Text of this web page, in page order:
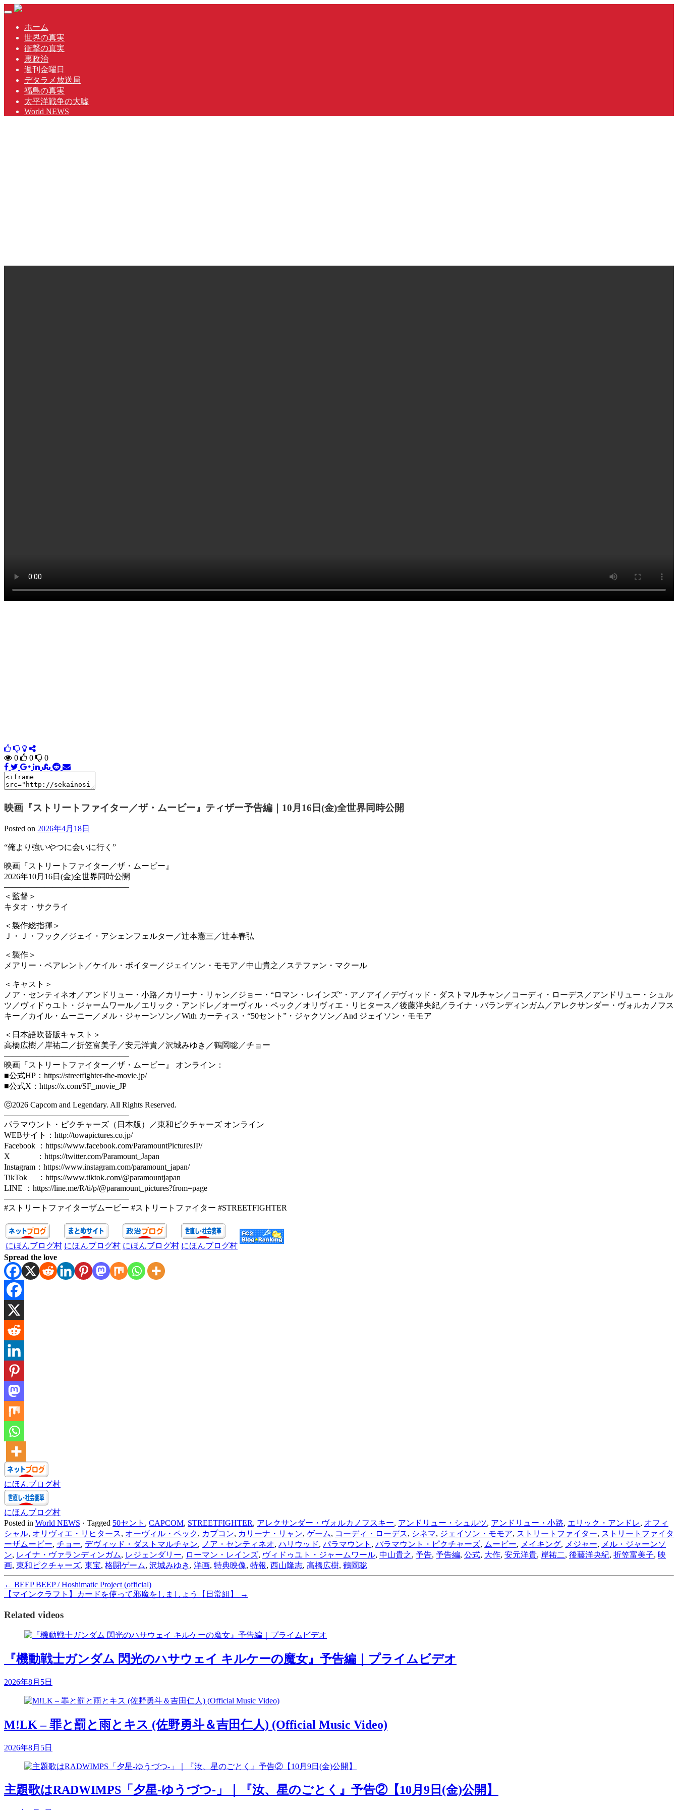
Skip
content
Toggle
navigationホーム
世界の真実
衝撃の真実
裏政治
週刊金曜日
デタラメ放送局
福島の真実
太平洋戦争の大嘘
World NEWS
0 0 0
映画『ストリートファイター／ザ・ムービー』ティザー予告編｜10月16日(金)全世界同時公開
Posted on 2026年4月18日
“俺より強いやつに会いに行く”
映画『ストリートファイター／ザ・ムービー』
2026年10月16日(金)全世界同時公開
———————————————–
＜監督＞
キタオ・サクライ
＜製作総指揮＞
Ｊ・Ｊ・フック／ジェイ・アシェンフェルター／辻本憲三／辻本春弘
＜製作＞
メアリー・ペアレント／ケイル・ボイター／ジェイソン・モモア／中山貴之／ステファン・マクール
＜キャスト＞
ノア・センティネオ／アンドリュー・小路／カリーナ・リャン／ジョー・“ロマン・レインズ”・アノアイ／デヴィッド・ダストマルチャン／コーディ・ローデス／アンドリュー・シュル
ツ／ヴィドゥユト・ジャームワール／エリック・アンドレ／オーヴィル・ペック／オリヴィエ・リヒタース／後藤洋央紀／ライナ・バランディンガム／アレクサンダー・ヴォルカノフス
キー／カイル・ムーニー／メル・ジャーンソン／With カーティス・“50セント”・ジャクソン／And ジェイソン・モモア
＜日本語吹替版キャスト＞
高橋広樹／岸祐二／折笠富美子／安元洋貴／沢城みゆき／鶴岡聡／チョー
———————————————–
映画『ストリートファイター／ザ・ムービー』 オンライン：
■公式HP：https://streetfighter-the-movie.jp/
■公式X：https://x.com/SF_movie_JP
ⓒ2026 Capcom and Legendary. All Rights Reserved.
———————————————–
パラマウント・ピクチャーズ（日本版）／東和ピクチャーズ オンライン
WEBサイト：http://towapictures.co.jp/
Facebook ：https://www.facebook.com/ParamountPicturesJP/
X ：https://twitter.com/Paramount_Japan
Instagram：https://www.instagram.com/paramount_japan/
TikTok ：https://www.tiktok.com/@paramountjapan
LINE ：https://line.me/R/ti/p/@paramount_pictures?from=page
———————————————–
#ストリートファイターザムービー #ストリートファイター #STREETFIGHTER
にほんブログ村 にほんブログ村 にほんブログ村 にほんブログ村
Spread the love
にほんブログ村
にほんブログ村
Posted in World NEWS · Tagged 50セント , CAPCOM, STREETFIGHTER, アレクサンダー・ヴォルカノフスキー, アンドリュー・シュルツ, アンドリュー・小路, エリック・アンドレ, オフィ
シャル, オリヴィエ・リヒタース, オーヴィル・ペック, カプコン, カリーナ・リャン, ゲーム, コーディ・ローデス, シネマ, ジェイソン・モモア, ストリートファイター, ストリートファイタ
ーザムービー, チョー, デヴィッド・ダストマルチャン, ノア・センティネオ, ハリウッド, パラマウント , パラマウント・ピクチャーズ, ムービー, メイキング, メジャー, メル・ジャーンソ
ン, レイナ・ヴァランディンガム, レジェンダリー, ローマン・レインズ, ヴィドゥユト・ジャームワール, 中山貴之, 予告, 予告編, 公式, 大作, 安元洋貴, 岸祐二, 後藤洋央紀, 折笠富美子, 映
画, 東和ピクチャーズ, 東宝, 格闘ゲーム, 沢城みゆき , 洋画, 特典映像, 特報, 西山隆志, 高橋広樹, 鶴岡聡
← BEEP BEEP / Hoshimatic Project (official)
【マインクラフト】カードを使って邪魔をしましょう【日常組】
→
Related videos
『機動戦士ガンダム 閃光のハサウェイ キルケーの魔女』予告編｜プライムビデオ
2026年8月5日
M!LK – 罪と罰と雨とキス (佐野勇斗＆吉田仁人) (Official Music Video)
2026年8月5日
主題歌はRADWIMPS「夕星-ゆうづつ-」｜『汝、星のごとく』予告②【10月9日(金)公開】